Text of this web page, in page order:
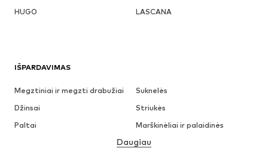
HUGO
LASCANA
IŠPARDAVIMAS
Megztiniai ir megzti drabužiai
Suknelės
Džinsai
Striukės
Paltai
Marškinėliai ir palaidinės
Apatiniai
Daugiau